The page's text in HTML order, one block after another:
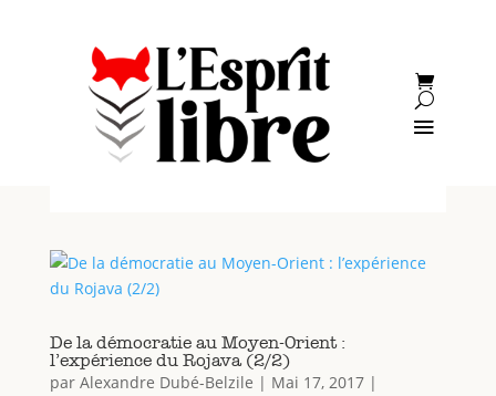
De la démocratie au Moyen-Orient :
l’expérience du Rojava (2/2)
par Alexandre Dubé-Belzile | Mai 17, 2017|